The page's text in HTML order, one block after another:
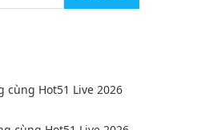
cùng Hot51 Live 2026